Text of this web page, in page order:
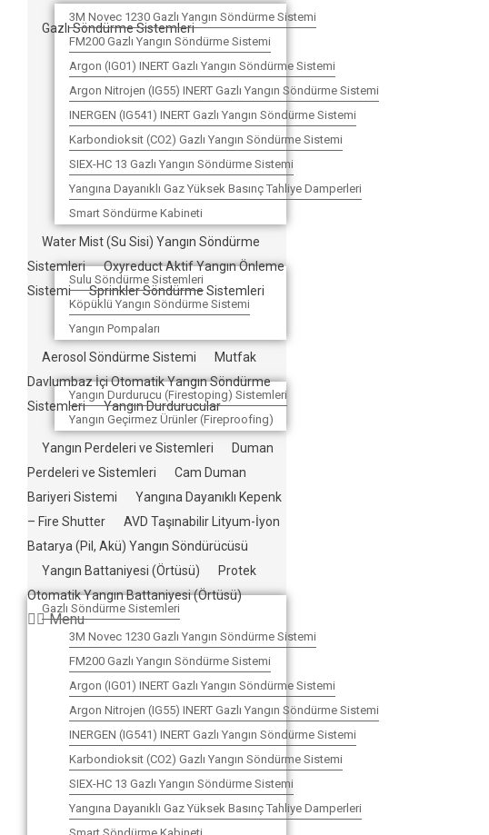
Gazlı Söndürme Sistemleri
3M Novec 1230 Gazlı Yangın Söndürme Sistemi
FM200 Gazlı Yangın Söndürme Sistemi
Argon (IG01) INERT Gazlı Yangın Söndürme Sistemi
Argon Nitrojen (IG55) INERT Gazlı Yangın Söndürme Sistemi
INERGEN (IG541) INERT Gazlı Yangın Söndürme Sistemi
Karbondioksit (CO2) Gazlı Yangın Söndürme Sistemi
SIEX-HC 13 Gazlı Yangın Söndürme Sistemi
Yangına Dayanıklı Gaz Yüksek Basınç Tahliye Damperleri
Smart Söndürme Kabineti
Water Mist (Su Sisi) Yangın Söndürme
Sistemleri
Oxyreduct Aktif Yangın Önleme
Sistemi
Sprinkler Söndürme Sistemleri
Sulu Söndürme Sistemleri
Köpüklü Yangın Söndürme Sistemi
Yangın Pompaları
Aerosol Söndürme Sistemi
Mutfak
Davlumbaz İçi Otomatik Yangın Söndürme
Sistemleri
Yangın Durdurucular
Yangın Durdurucu (Firestoping) Sistemleri
Yangın Geçirmez Ürünler (Fireproofing)
Yangın Perdeleri ve Sistemleri
Duman
Perdeleri ve Sistemleri
Cam Duman
Bariyeri Sistemi
Yangına Dayanıklı Kepenk
– Fire Shutter
AVD Taşınabilir Lityum-İyon
Batarya (Pil, Akü) Yangın Söndürücüsü
Yangın Battaniyesi (Örtüsü)
Protek
Otomatik Yangın Battaniyesi (Örtüsü)
Menu
Gazlı Söndürme Sistemleri
3M Novec 1230 Gazlı Yangın Söndürme Sistemi
FM200 Gazlı Yangın Söndürme Sistemi
Argon (IG01) INERT Gazlı Yangın Söndürme Sistemi
Argon Nitrojen (IG55) INERT Gazlı Yangın Söndürme Sistemi
INERGEN (IG541) INERT Gazlı Yangın Söndürme Sistemi
Karbondioksit (CO2) Gazlı Yangın Söndürme Sistemi
SIEX-HC 13 Gazlı Yangın Söndürme Sistemi
Yangına Dayanıklı Gaz Yüksek Basınç Tahliye Damperleri